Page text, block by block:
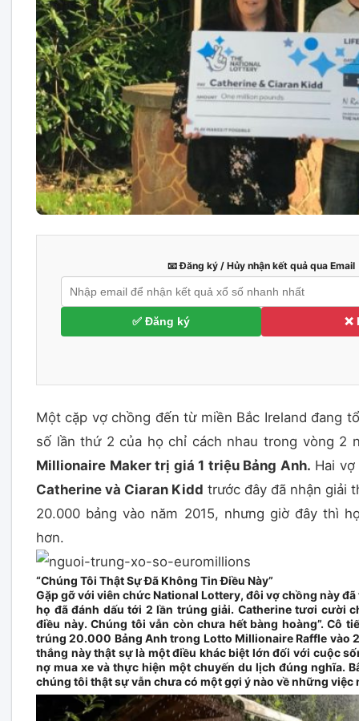
📧 Đăng ký / Hủy nhận kết quả qua Email
✅ Đăng ký ❌
Một cặp vợ chồng đến từ miền Bắc Ireland đang
số lần thứ 2 của họ chỉ cách nhau trong vòng 2
Millionaire Maker trị giá 1 triệu Bảng Anh. Hai
Catherine và Ciaran Kidd trước đây đã nhận giải
20.000 bảng vào năm 2015, nhưng giờ đây thì
hơn.
“Chúng Tôi Thật Sự Đã Không Tin Điều Này”
Gặp gỡ với viên chức National Lottery, đôi vợ chồng này
họ đã đánh dấu tới 2 lần trúng giải. Catherine tươi cười
điều này. Chúng tôi vẫn còn chưa hết bàng hoàng”. Cô
trúng20.000 Bảng Anh trong Lotto Millionaire Raffle vào
thắng này thật sự là một điều khác biệt lớn đối với cuộc
nợ mua xe và thực hiện một chuyến du lịch đúng nghĩa.
chúng tôi thật sự vẫn chưa có một gợi ý nào về những việc